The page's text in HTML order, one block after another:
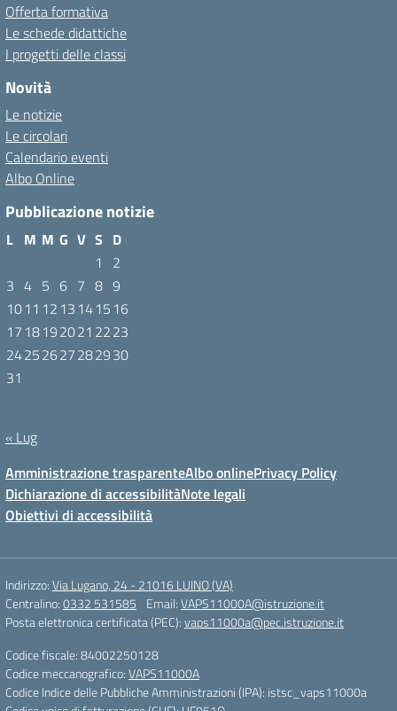
Offerta formativa
Le schede didattiche
I progetti delle classi
Novità
Le notizie
Le circolari
Calendario eventi
Albo Online
Pubblicazione notizie
L M M G V S D
1
2
3 4 5 6 7 8 9
1011 12 13 1415 16
17 18192021 2223
24252627282930
31
« Lug
Amministrazione trasparenteAlbo onlinePrivacy Policy
Dichiarazione di accessibilitàNote legali
Obiettivi di accessibilità
Indirizzo:Via Lugano, 24 - 21016 LUINO (VA)
Centralino:0332 531585 Email:VAPS11000A@istruzione.it
Posta elettronica certificata (PEC):vaps11000a@pec.istruzione.it
Codice fiscale: 84002250128
Codice meccanografico:VAPS11000A
Codice Indice delle Pubbliche Amministrazioni (IPA): istsc_vaps11000a